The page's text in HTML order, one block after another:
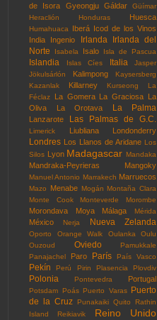
de Isora
Gyeongju Gáldar
Güímar
Heraclión
Honduras Huesca
Humahuaca Iberá Icod de los Vinos
India
Ingenio Irlanda
Irlanda del
Norte
Isabela Isalo Isla de Pascua
Islandia Islas Cíes Italia
Jasper
Jökulsárlón
Kalimpong
Kaysersberg
Kazanlak
Killarney Kurseong
La
Féclaz
La Gomera La Graciosa La
Oliva
La Orotava La Palma
Lanzarote Las Palmas de G.C.
Limerick Liubliana Londonderry
Londres Los Llanos de Aridane Los
Silos Lyon Madagascar Mandaka
Mandraka-Peyrieras Mangoky
Manuel Antonio Marrakech Marruecos
Mazo Menabe Mogán Montaña Clara
Monte Cook
Monteverde Morombe
Morondava Moya Málaga Mérida
México Nerja Nueva Zelanda
Oporto Orange Walk Oulanka
Oulu
Ouzoud
Oviedo
Pamukkale
Panajachel
Paro París País Vasco
Pekín Perú Pirin Plasencia Plovdiv
Polonia Pontevedra Portugal
Potsdam Poás Puerto Varas Puerto
de la Cruz
Punakaiki Quito
Rathin
Island
Reikiavik Reino Unido